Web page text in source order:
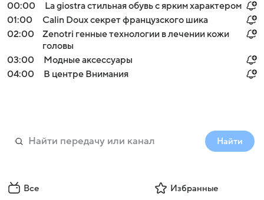
00:00
La giostra стильная обувь с ярким характером
01:00
Calin Doux секрет французского шика
02:00
Zenotri генные технологии в лечении кожи
головы
03:00
Модные аксессуары
04:00
В центре Внимания
Найти
Все Избранные